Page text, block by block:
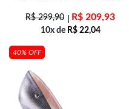
R$299,90 R$ 209,93
10x de R$22,04
40% OFF